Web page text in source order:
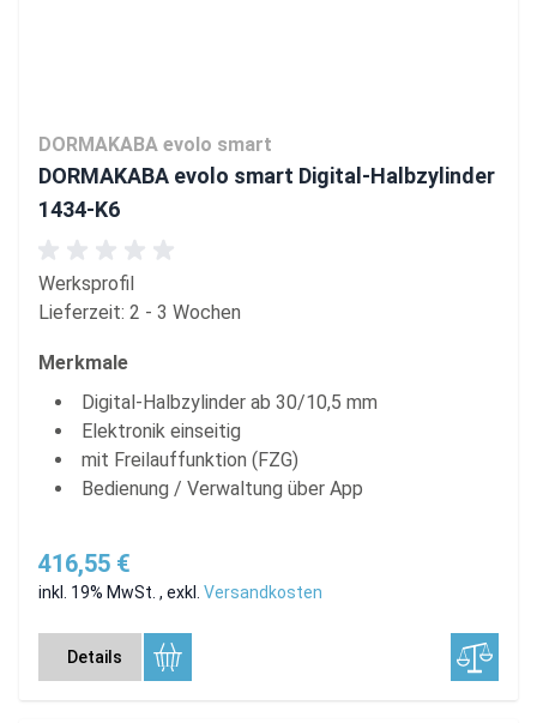
DORMAKABA evolo smart
DORMAKABA evolo smart Digital-Halbzylinder
1434-K6
Werksprofil
Lieferzeit: 2 - 3 Wochen
Merkmale
Digital-Halbzylinder ab 30/10,5 mm
Elektronik einseitig
mit Freilauffunktion (FZG)
Bedienung / Verwaltung über App
416,55 €
inkl. 19% MwSt. , exkl. Versandkosten
Details